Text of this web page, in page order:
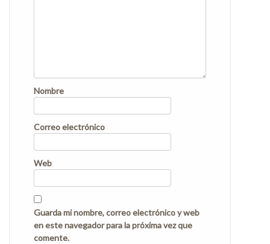
Nombre
Correo electrónico
Web
Guarda mi nombre, correo electrónico y web
en este navegador para la próxima vez que
comente.